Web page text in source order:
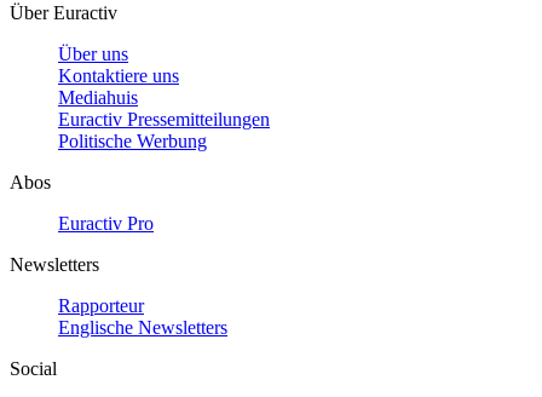
Über Euractiv
Über uns
Kontaktiere uns
Mediahuis
Euractiv Pressemitteilungen
Politische Werbung
Abos
Euractiv Pro
Newsletters
Rapporteur
Englische Newsletters
Social